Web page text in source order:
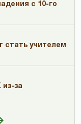
с 10-го
стать учителем
за